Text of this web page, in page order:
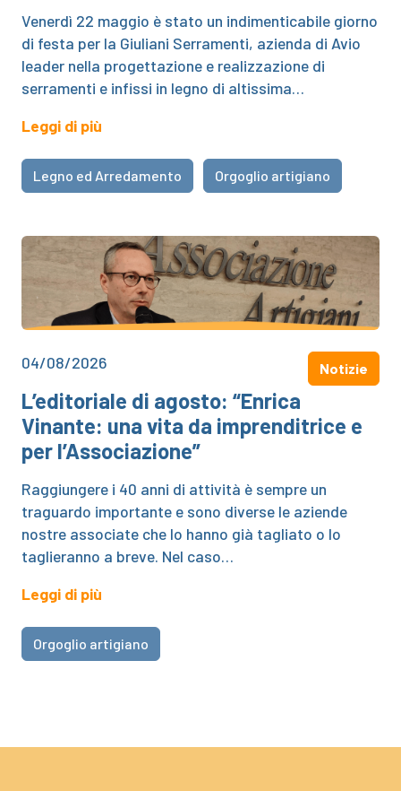
Venerdì 22 maggio è stato un indimenticabile giorno
di festa per la Giuliani Serramenti, azienda di Avio
leader nella progettazione e realizzazione di
serramenti e infissi in legno di altissima…
Leggi di più
Legno ed Arredamento Orgoglio artigiano
04/08/2026 Notizie
L’editoriale di agosto: “Enrica
Vinante: una vita da imprenditrice e
per l’Associazione”
Raggiungere i 40 anni di attività è sempre un
traguardo importante e sono diverse le aziende
nostre associate che lo hanno già tagliato o lo
taglieranno a breve. Nel caso…
Leggi di più
Orgoglio artigiano